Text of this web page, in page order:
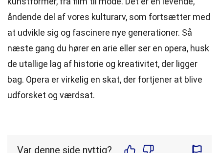
åndende del af vores kulturarv, som fortsætter med
at udvikle sig og fascinere nye generationer. Så
næste gang du hører en arie eller ser en opera, husk
de utallige lag af historie og kreativitet, der ligger
bag. Opera er virkelig en skat, der fortjener at blive
udforsket og værdsat.
Var denne side nyttig?